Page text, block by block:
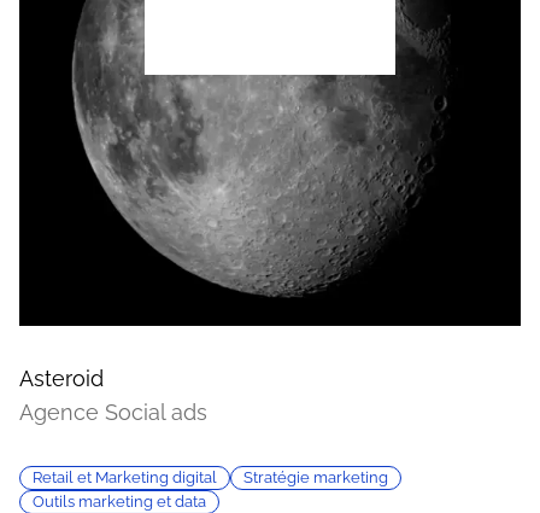
Asteroid
Agence Social ads
Retail et Marketing digital
Stratégie marketing
Outils marketing et data